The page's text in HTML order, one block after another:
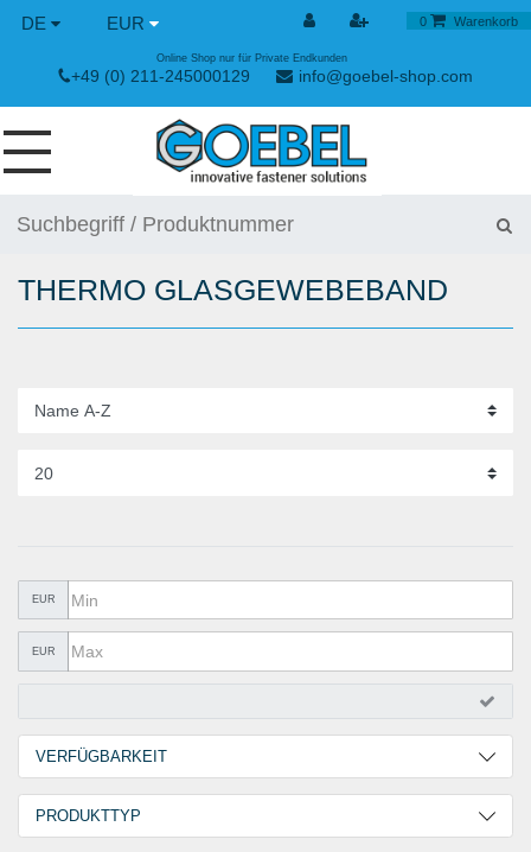
DE EUR 0 Warenkorb
+49 (0) 211-245000129 info@goebel-shop.com
Online Shop nur für Private Endkunden
SCHRAUBEN
NIETWERKZEUGE
KLEBEN UND DICHTEN
ARBEITSSCHUTZ
KATALOGE
FAQ - Häufig gestellte Fragen
THERMO GLASGEWEBEBAND
EUR
EUR
VERFÜGBARKEIT
30 Tage
PRODUKTTYP